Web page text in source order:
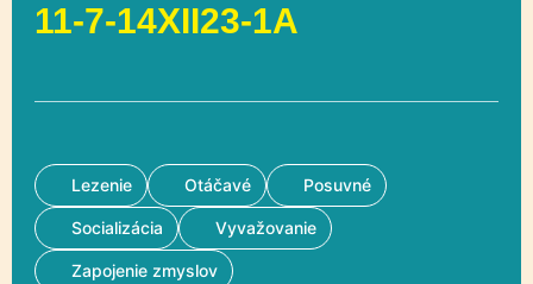
11-7-14XII23-1A
Lezenie Otáčavé Posuvné
Socializácia Vyvažovanie
Zapojenie zmyslov